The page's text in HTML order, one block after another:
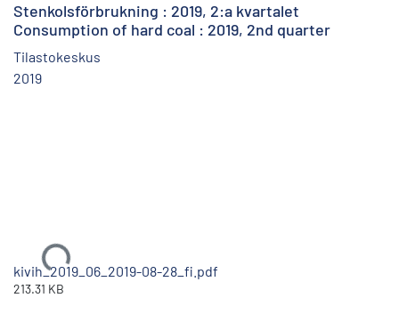
Stenkolsförbrukning : 2019, 2:a kvartalet
Consumption of hard coal : 2019, 2nd quarter
Tilastokeskus
2019
Ladataan...
kivih_2019_06_2019-08-28_fi.pdf
213.31 KB